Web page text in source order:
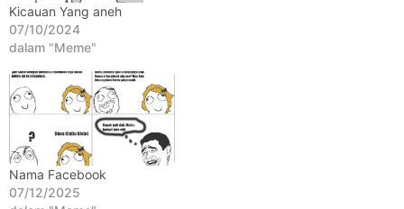
a
g
o
Kicauan Yang aneh
07/10/2024
dalam "Meme"
Nama Facebook
07/12/2025